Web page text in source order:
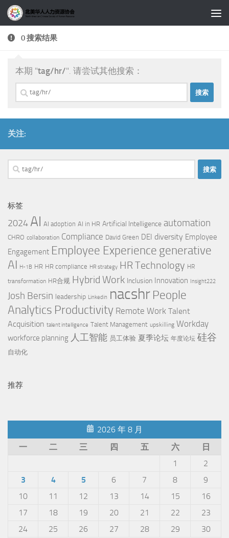
跳至内容
0 搜索结果
本期 "tag/hr/". 请尝试其他搜索：
搜
索：
关注:
搜
索：
标签
2024 AI AI adoption AI in HR Artificial Intelligence automation
CHRO collaboration Compliance David Green DEI diversity Employee
Engagement Employee Experience generative
AI H-1B HR HR compliance HR strategy HR Technology HR
transformation HR合规 Hybrid Work Inclusion Innovation Insight222
Josh Bersin leadership Linkedin nacshr People
Analytics Productivity Remote Work Talent
Acquisition talent intelligence Talent Management upskilling Workday
workforce planning 人工智能 员工体验 夏季论坛 年度论坛 硅谷
自动化
推荐
2026 年 8 月
一
二 三 四 五 六
日
1
2
3
4 5 6 7 8
9
10
11 12 13 14 15
16
17
18 19 20 21 22
23
24
25 26 27 28 29
30